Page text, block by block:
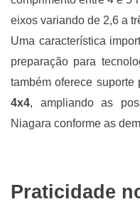
eixos variando de 2,6 a
Uma característica
preparação para
também oferece suporte
4x4, ampliando as
Niagara conforme as
Praticidade